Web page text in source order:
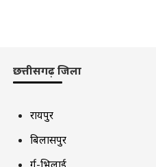
छत्तीसगढ़ जिला
रायपुर
बिलासपुर
दुर्ग-भिलाई